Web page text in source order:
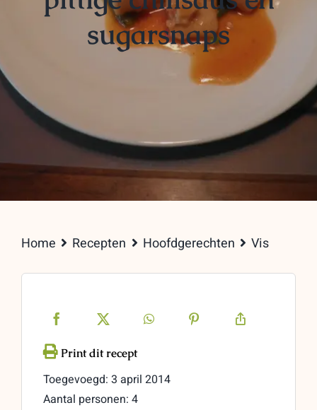
sugarsnaps
Home Recepten Hoofdgerechten Vis
Toegevoegd: 3 april 2014
Aantal personen: 4